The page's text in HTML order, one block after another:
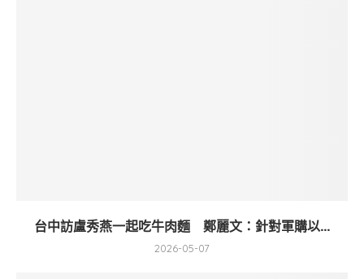
台中訪盧秀燕一起吃牛肉麵 鄭麗文：針對軍購以...
2026-05-07